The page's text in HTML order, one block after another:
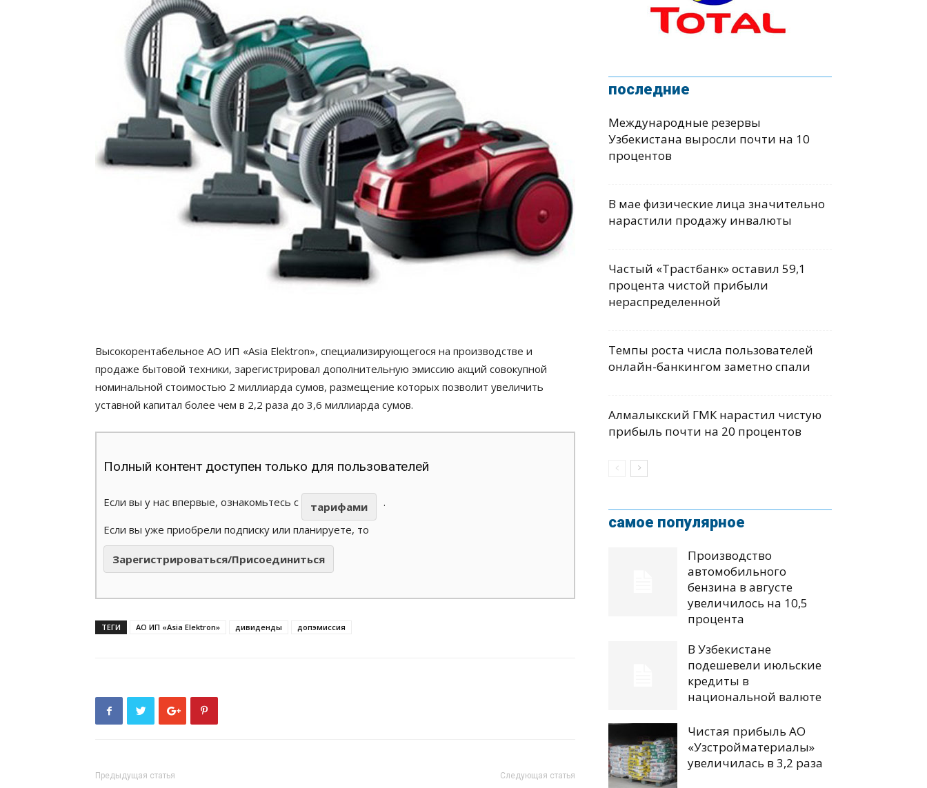
Высокорентабельное АО ИП «Asia Elektron», специализирующегося на производстве и
продаже бытовой техники, зарегистрировал дополнительную эмиссию акций совокупной
номинальной стоимостью 2 миллиарда сумов, размещение которых позволит увеличить
уставной капитал более чем в 2,2 раза до 3,6 миллиарда сумов.
Полный контент доступен только для пользователей
Если вы у нас впервые, ознакомьтесь с тарифами
.
Если вы уже приобрели подписку или планируете, то
Зарегистрироваться/Присоединиться
ТЕГИ АО ИП «Asia Elektron» дивиденды допэмиссия
Предыдущая статья Следующая статья
последние
Международные резервы
Узбекистана выросли почти на 10
процентов
В мае физические лица значительно
нарастили продажу инвалюты
Частый «Трастбанк» оставил 59,1
процента чистой прибыли
нераспределенной
Темпы роста числа пользователей
онлайн-банкингом заметно спали
Алмалыкский ГМК нарастил чистую
прибыль почти на 20 процентов
самое популярное
Производство
автомобильного
бензина в августе
увеличилось на 10,5
процента
В Узбекистане
подешевели июльские
кредиты в
национальной валюте
Чистая прибыль АО
«Узстройматериалы»
увеличилась в 3,2 раза